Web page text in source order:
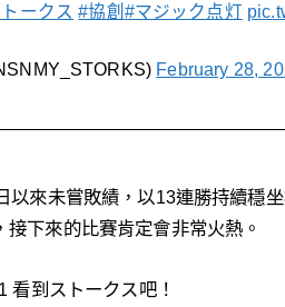
ークス #協創 #マジック点灯
February 28,
以來未嘗敗績，以13連勝持續穩
下來的比賽肯定會非常火熱。
看到ストークス吧！